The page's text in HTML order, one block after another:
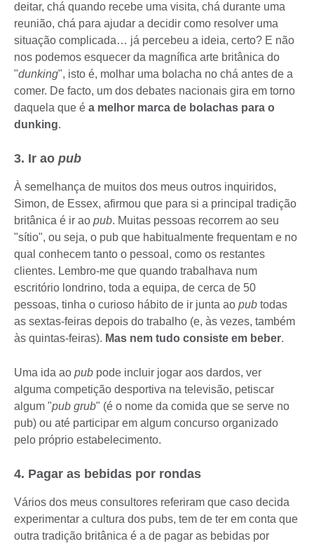
deitar, chá quando recebe uma visita, chá durante uma
reunião, chá para ajudar a decidir como resolver uma
situação complicada… já percebeu a ideia, certo? E não
nos podemos esquecer da magnífica arte britânica do
"dunking", isto é, molhar uma bolacha no chá antes de a
comer. De facto, um dos debates nacionais gira em torno
daquela que é a melhor marca de bolachas para o
dunking.
3. Ir ao pub
À semelhança de muitos dos meus outros inquiridos,
Simon, de Essex, afirmou que para si a principal tradição
britânica é ir ao pub. Muitas pessoas recorrem ao seu
"sítio", ou seja, o pub que habitualmente frequentam e no
qual conhecem tanto o pessoal, como os restantes
clientes. Lembro-me que quando trabalhava num
escritório londrino, toda a equipa, de cerca de 50
pessoas, tinha o curioso hábito de ir junta ao pub todas
as sextas-feiras depois do trabalho (e, às vezes, também
às quintas-feiras). Mas nem tudo consiste em beber.
Uma ida ao pub pode incluir jogar aos dardos, ver
alguma competição desportiva na televisão, petiscar
algum "pub grub" (é o nome da comida que se serve no
pub) ou até participar em algum concurso organizado
pelo próprio estabelecimento.
4. Pagar as bebidas por rondas
Vários dos meus consultores referiram que caso decida
experimentar a cultura dos pubs, tem de ter em conta que
outra tradição britânica é a de pagar as bebidas por